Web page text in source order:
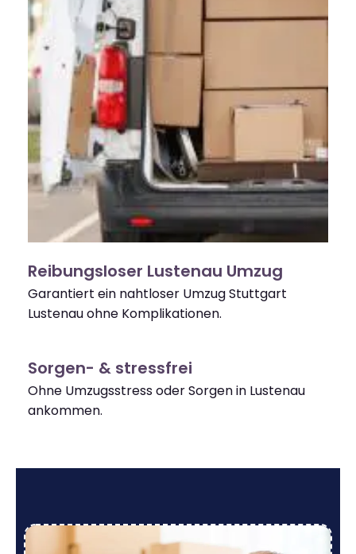
Reibungsloser Lustenau Umzug
Garantiert ein nahtloser Umzug Stuttgart
Lustenau ohne Komplikationen.
Sorgen- & stressfrei
Ohne Umzugsstress oder Sorgen in Lustenau
ankommen.